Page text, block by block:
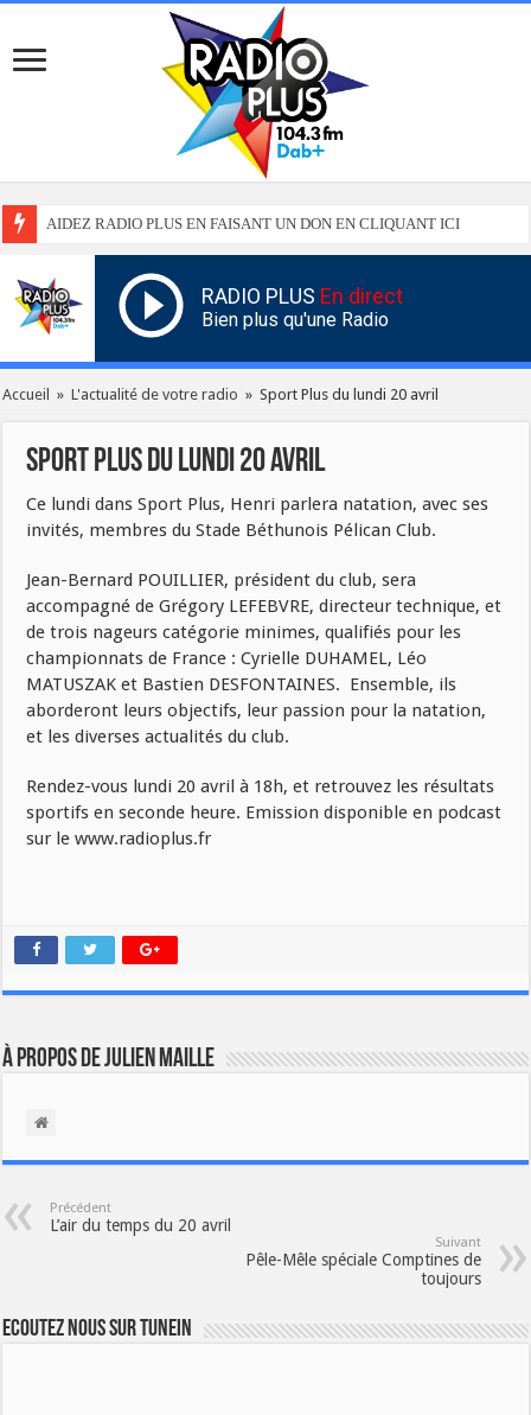
AIDEZ RADIO PLUS EN FAISANT UN DON EN CLIQUANT ICI
RADIO PLUS En direct
Bien plus qu'une Radio
Accueil » L'actualité de votre radio » Sport Plus du lundi 20 avril
Sport Plus du lundi 20 avril
Ce lundi dans Sport Plus, Henri parlera natation, avec ses
invités, membres du Stade Béthunois Pélican Club.
Jean-Bernard POUILLIER, président du club, sera
accompagné de Grégory LEFEBVRE, directeur technique, et
de trois nageurs catégorie minimes, qualifiés pour les
championnats de France : Cyrielle DUHAMEL, Léo
MATUSZAK et Bastien DESFONTAINES. Ensemble, ils
aborderont leurs objectifs, leur passion pour la natation,
et les diverses actualités du club.
Rendez-vous lundi 20 avril à 18h, et retrouvez les résultats
sportifs en seconde heure. Emission disponible en podcast
sur le www.radioplus.fr
À propos de Julien Maille
Précédent
L’air du temps du 20 avril
Suivant
Pêle-Mêle spéciale Comptines de
toujours
Ecoutez nous sur TuneIn